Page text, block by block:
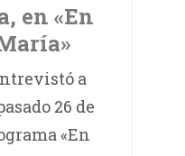
en «En
a
26 de
«En